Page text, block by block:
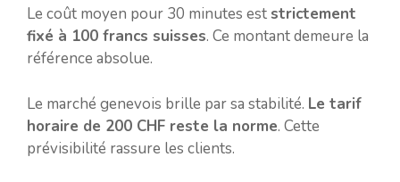
Le coût moyen pour 30 minutes eststrictement
fixé à 100 francs suisses. Ce montant demeure la
référence absolue.
Le marché genevois brille par sa stabilité. Le tarif
horaire de 200 CHF reste la norme. Cette
prévisibilité rassure les clients.